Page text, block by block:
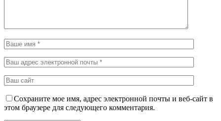
Сохраните мое имя, адрес электронной почты и веб-сайт в
этом браузере для следующего комментария.